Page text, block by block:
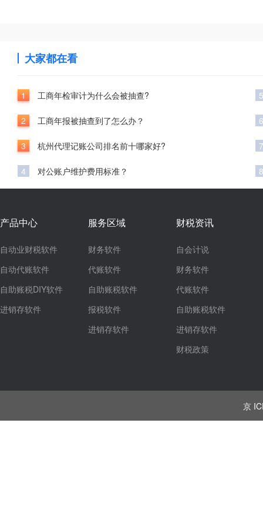
大家都在看
1 工商年检审计为什么会被抽查?
2 工商年报被抽查到了怎么办？
3 杭州代理记账公司排名前十哪家好?
4 对公账户维护费用标准？
5
6
7
8
产品中心
自动业财税软件
自动代账软件
自助账税DIY软件
进销存软件
服务区域
财务软件
代账软件
自助账税软件
报税软件
进销存软件
财税资讯
自会计说
财务软件
代账软件
自助账税软件
进销存软件
财税政策
京